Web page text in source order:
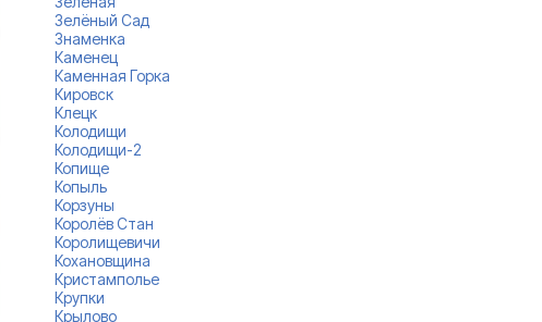
Зелёный Сад
Знаменка
Каменец
Каменная Горка
Кировск
Клецк
Колодищи
Колодищи-2
Копище
Копыль
Корзуны
Королёв Стан
Королищевичи
Кохановщина
Кристамполье
Крупки
Крылово